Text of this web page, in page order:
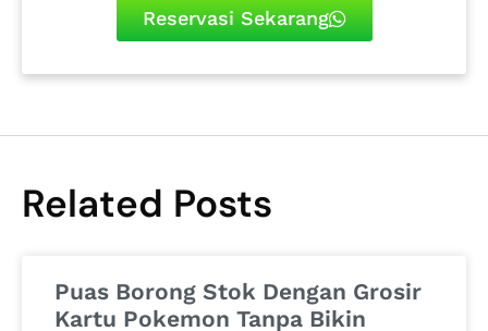
Reservasi Sekarang
Related Posts
Puas Borong Stok Dengan Grosir
Kartu Pokemon Tanpa Bikin